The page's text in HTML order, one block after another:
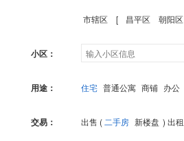
市辖区 [ 昌平区 朝阳区
小区：
用途： 住宅 普通公寓 商铺 办公
交易： 出售 ( 二手房 新楼盘 ) 出租